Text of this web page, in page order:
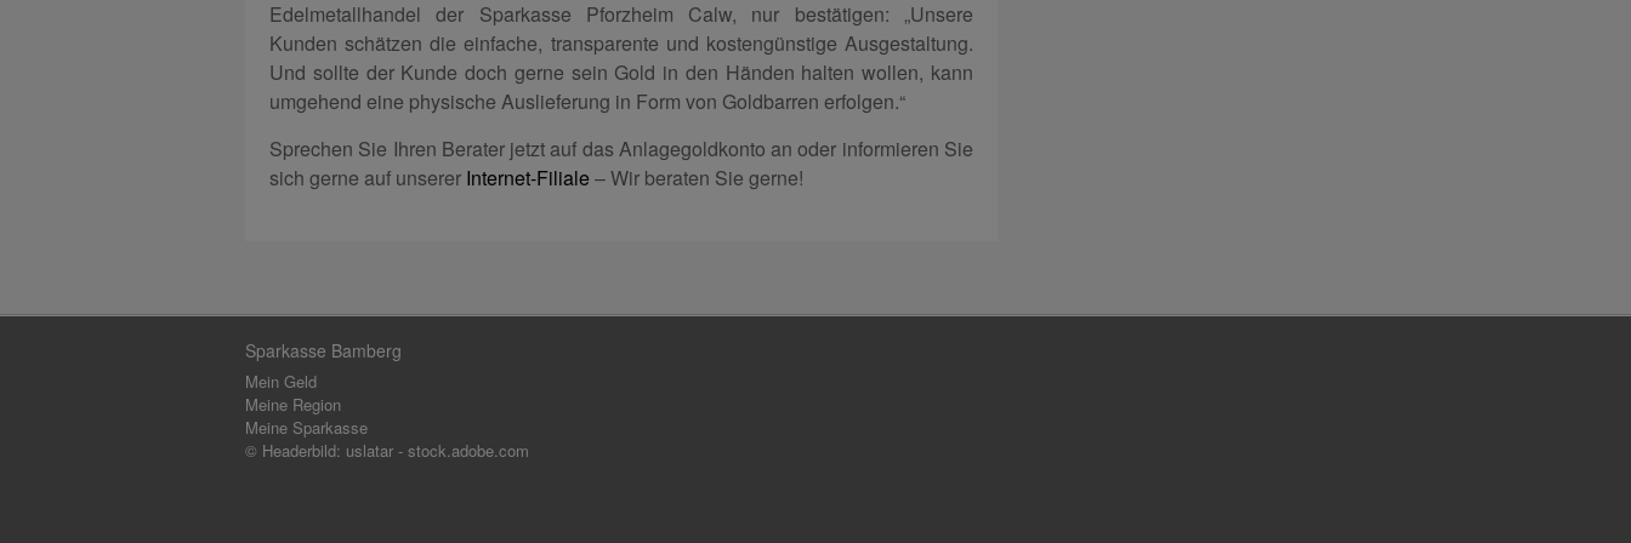
Edelmetallhandel der Sparkasse Pforzheim Calw, nur bestätigen: „Unsere
Kunden schätzen die einfache, transparente und kostengünstige Ausgestaltung.
Und sollte der Kunde doch gerne sein Gold in den Händen halten wollen, kann
umgehend eine physische Auslieferung in Form von Goldbarren erfolgen.“
Sprechen Sie Ihren Berater jetzt auf das Anlagegoldkonto an oder informieren Sie
sich gerne auf unserer Internet-Filiale – Wir beraten Sie gerne!
Sparkasse Bamberg
Mein Geld
Meine Region
Meine Sparkasse
© Headerbild: uslatar - stock.adobe.com